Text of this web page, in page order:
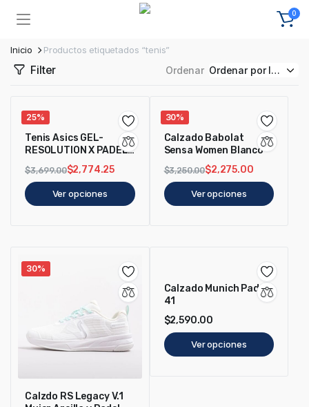
0
Inicio Productos etiquetados “tenis”
Filter Ordenar
25%
Tenis Asics GEL-
RESOLUTION X PADEL
Dark Cobalt/Vivid
Coral
$3,699.00$2,774.25
Ver opciones
30%
Calzado Babolat
Sensa Women Blanco
$3,250.00$2,275.00
Ver opciones
30%
Calzdo RS Legacy V.1
Calzado Munich Pad X
41
$2,590.00
Ver opciones